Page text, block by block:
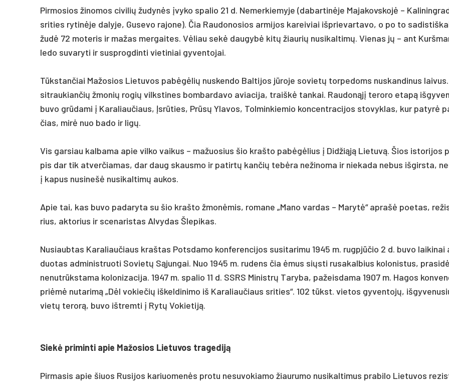
Pir­mo­sios ži­no­mos ci­vi­lių žu­dynės įvy­ko spa­lio 21 d. Ne­mer­kie­my­je (da­bar­tinė­je Ma­ja­kovs­kojė –
sri­ties ry­tinė­je da­ly­je, Gu­se­vo ra­jo­ne). Čia Rau­do­no­sios ar­mi­jos ka­rei­viai išp­rie­var­ta­vo, o po to
žudė 72 mo­te­ris ir ma­žas mer­gai­tes. Vėliau sekė dau­gybė kitų žiau­rių nu­si­kal­timų. Vie­nas jų – ant
le­do su­va­ry­ti ir su­sprog­din­ti vie­ti­niai gy­ven­to­jai.
Tūkstan­čiai Ma­žo­sios Lie­tu­vos pa­bėgėlių nu­sken­do Bal­ti­jos jūro­je so­vietų tor­pe­doms nu­skan­di­nus
sit­rau­kian­čių žmo­nių ro­gių vilks­ti­nes bom­bar­da­vo avia­ci­ja, traiškė tan­kai. Rau­donąjį te­ro­ro etapą
bu­vo grūda­mi į Ka­ra­liau­čiaus, Įsrūties, Prūsų Yla­vos, Tol­min­kie­mio kon­cent­ra­ci­jos sto­vyk­las, kur pa­tyrė
čias, mirė nuo ba­do ir ligų.
Vis gar­siau kal­ba­ma apie vil­ko vai­kus – ma­žuo­sius šio kraš­to pa­bėgėlius į Did­žiąją Lie­tuvą. Šios is­to­ri­jos
pis dar tik at­ver­čia­mas, dar daug skaus­mo ir pa­tirtų kan­čių tebė­ra ne­ži­no­ma ir nie­ka­da ne­bus iš­girs­ta,
į ka­pus nu­si­nešė nu­si­kal­timų au­kos.
Apie tai, kas bu­vo pa­da­ry­ta su šio kraš­to žmonė­mis, ro­ma­ne „Ma­no var­das – Marytė“ ap­rašė poe­tas,
rius, ak­to­rius ir sce­na­ris­tas Al­vy­das Šle­pi­kas.
Nu­siaub­tas Ka­ra­liau­čiaus kraš­tas Pots­da­mo kon­fe­ren­ci­jos su­si­ta­ri­mu 1945 m. rugpjū­čio 2 d. bu­vo
duo­tas ad­mi­nist­ruo­ti So­vietų Sąjun­gai. Nuo 1945 m. ru­dens čia ėmus siųs­ti ru­sa­kal­bius ko­lo­nis­tus,
ne­nutrūks­ta­ma ko­lo­ni­za­ci­ja. 1947 m. spa­lio 11 d. SSRS Mi­nistrų Ta­ry­ba, pa­žeis­da­ma 1907 m. Ha­gos
pri­ėmė nu­ta­rimą „Dėl vo­kie­čių iš­kel­di­ni­mo iš Ka­ra­liau­čiaus sri­ties“. 102 tūkst. vie­tos gy­ven­tojų,
vietų te­rorą, bu­vo išt­rem­ti į Rytų Vo­kie­tiją.
Siekė pri­min­ti apie Ma­žo­sios Lie­tu­vos tra­ge­diją
Pir­ma­sis apie šiuos Ru­si­jos ka­riuo­menės pro­tu ne­su­vo­kia­mo žiau­ru­mo nu­si­kal­ti­mus pra­bi­lo Lie­tu­vos